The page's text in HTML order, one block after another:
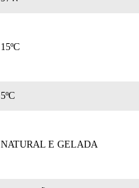
15ºC
5ºC
NATURAL E GELADA